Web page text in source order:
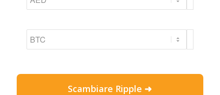
Scambiare Ripple ➜